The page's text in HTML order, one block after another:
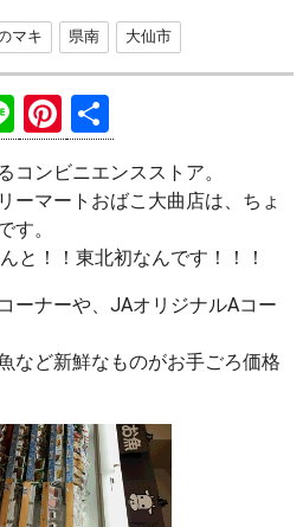
マキ 県南 大仙市
Li
n
e
Pi
nt
er
t
有
コンビニエンスストア。
ーマートおばこ大曲店は、ちょ
す。
と！！東北初なんです！！！
ーナーや、JAオリジナルAコー
など新鮮なものがお手ごろ価格